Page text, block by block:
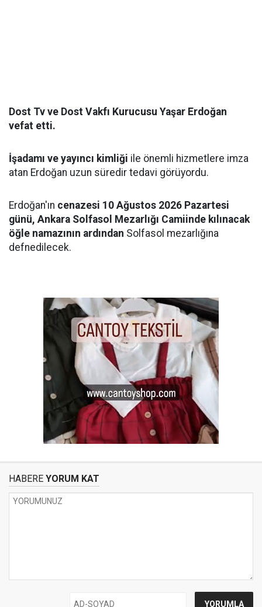
Dost Tv ve Dost Vakfı Kurucusu Yaşar Erdoğan
vefat etti.
İşadamı ve yayıncı kimliği ile önemli hizmetlere imza
atan Erdoğan uzun süredir tedavi görüyordu.
Erdoğan'ın cenazesi 10 Ağustos 2026 Pazartesi
günü, Ankara Solfasol Mezarlığı Camiinde kılınacak
öğle namazının ardından Solfasol mezarlığına
defnedilecek.
HABERE YORUM KAT